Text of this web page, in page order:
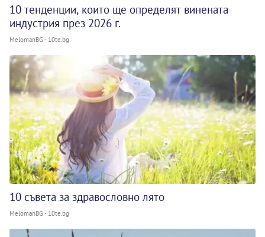
10 тенденции, които ще определят винената
индустрия през 2026 г.
MelomanBG - 10te.bg
10 съвета за здравословно лято
MelomanBG - 10te.bg